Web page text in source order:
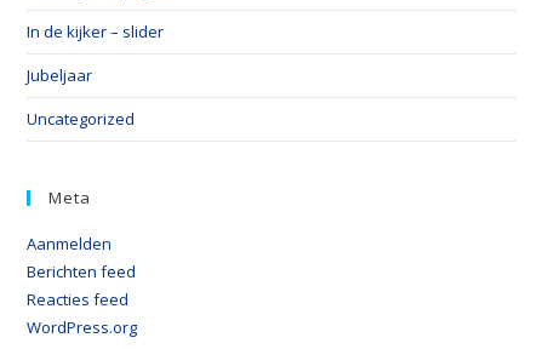
In de kijker – slider
Jubeljaar
Uncategorized
Meta
Aanmelden
Berichten feed
Reacties feed
WordPress.org